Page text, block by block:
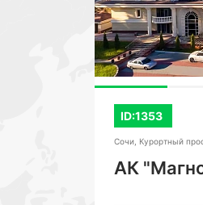
ID:1353
Сочи, Курортный
АК